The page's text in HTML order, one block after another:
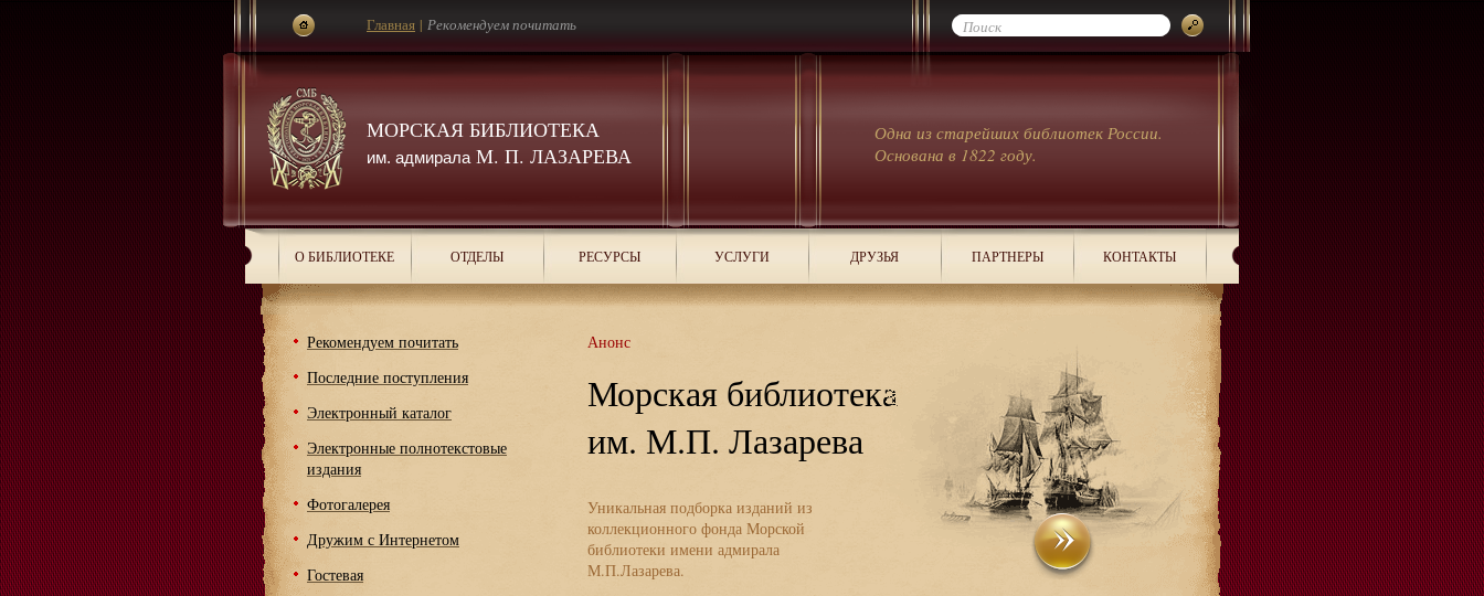
МОРСКАЯ БИБЛИОТЕКА
им. адмиралаМ. П. ЛАЗАРЕВА
Одна из старейших библиотек России.
Основана в 1822 году.
Главная | Рекомендуем почитать
О БИБЛИОТЕКЕ ОТДЕЛЫ РЕСУРСЫ УСЛУГИ ДРУЗЬЯ ПАРТНЕРЫ КОНТАКТЫ
Рекомендуем почитать
Последние поступления
Электронный каталог
Электронные полнотекстовые
издания
Фотогалерея
Дружим с Интернетом
Гостевая
Анонс
Морская библиотека
им. М.П. Лазарева
Уникальная подборка изданий из
коллекционного фонда Морской
библиотеки имени адмирала
М.П.Лазарева.